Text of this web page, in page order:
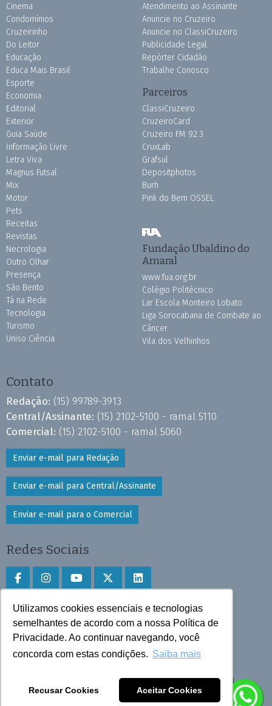
Utilizamos cookies essenciais e tecnologias
semelhantes de acordo com a nossa Política de
Privacidade. Ao continuar navegando, você
concorda com estas condições. Saiba mais
Recusar Cookies Aceitar Cookies
Cinema
Condomínios
Cruzeirinho
Do Leitor
Educação
Educa Mais Brasil
Esporte
Economia
Editorial
Exterior
Guia Saúde
Informação Livre
Letra Viva
Magnus Futsal
Mix
Motor
Pets
Receitas
Revistas
Necrologia
Outro Olhar
Presença
São Bento
Tá na Rede
Tecnologia
Turismo
Uniso Ciência
Atendimento ao Assinante
Anuncie no Cruzeiro
Anuncie no ClassiCruzeiro
Publicidade Legal
Repórter Cidadão
Trabalhe Conosco
Parceiros
ClassiCruzeiro
CruzeiroCard
Cruzeiro FM 92.3
CruxLab
Grafsul
Depositphotos
Burh
Pink do Bem OSSEL
Fundação Ubaldino do
Amaral
www.fua.org.br
Colégio Politécnico
Lar Escola Monteiro Lobato
Liga Sorocabana de Combate ao
Câncer
Vila dos Velhinhos
Contato
Redação: (15) 99789-3913
Central/Assinante: (15) 2102-5100 - ramal 5110
Comercial: (15) 2102-5100 - ramal 5060
Enviar e-mail para Redação
Enviar e-mail para Central/Assinante
Enviar e-mail para o Comercial
Redes Sociais
Faça download do aplicativo
Play Store e App Store
Todos os direitos reservados © 2025 Cruzeiro do Sul